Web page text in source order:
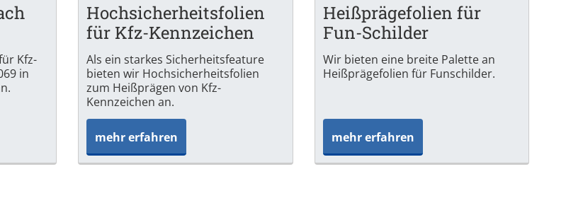
Kfz-
in
Hochsicherheitsfolien
für Kfz-Kennzeichen
Als ein starkes Sicherheitsfeature
bieten wir Hochsicherheitsfolien
zum Heißprägen von Kfz-
Kennzeichen an.
mehr erfahren
Heißprägefolien für
Fun-Schilder
Wir bieten eine breite Palette an
Heißprägefolien für Funschilder.
mehr erfahren